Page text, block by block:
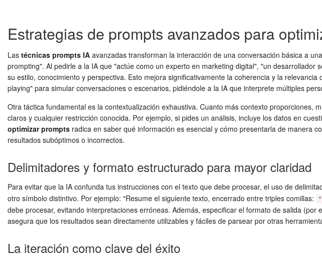
Estrategias de prompts avanzados para
Las técnicas prompts IA avanzadas transforman la interacción de una conversación básica a
prompting". Al pedirle a la IA que "actúe como un experto en marketing digital", "un
su estilo, conocimiento y perspectiva. Esto mejora significativamente la coherencia y la
playing" para simular conversaciones o escenarios, pidiéndole a la IA que interprete múltiples
Otra táctica fundamental es la contextualización exhaustiva. Cuanto más contexto
claros y cualquier restricción conocida. Por ejemplo, si pides un análisis, incluye los datos en
optimizar prompts radica en saber qué información es esencial y cómo presentarla de manera
resultados subóptimos o incorrectos.
Delimitadores y formato estructurado para mayor claridad
Para evitar que la IA confunda tus instrucciones con el texto que debe procesar, el uso de
otro símbolo distintivo. Por ejemplo: "Resume el siguiente texto, encerrado entre triples comillas:
debe procesar, evitando interpretaciones erróneas. Además, especificar el formato de salida
asegura que los resultados sean directamente utilizables y fáciles de parsear por otras
La iteración como clave del éxito